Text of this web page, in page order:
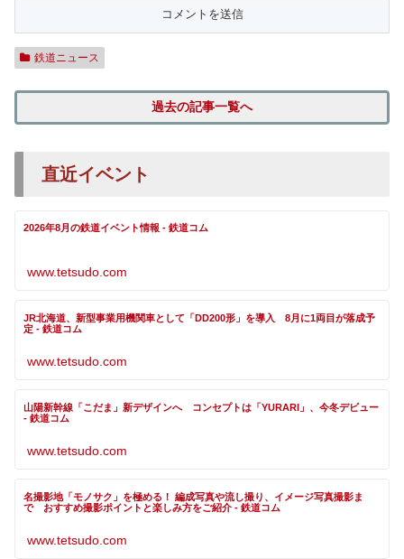
鉄道ニュース
過去の記事一覧へ
直近イベント
2026年8月の鉄道イベント情報 - 鉄道コム
www.tetsudo.com
JR北海道、新型事業用機関車として「DD200形」を導入 8月に1両目が落成予
定 - 鉄道コム
www.tetsudo.com
山陽新幹線「こだま」新デザインへ コンセプトは「YURARI」、今冬デビュー
- 鉄道コム
www.tetsudo.com
名撮影地「モノサク」を極める！ 編成写真や流し撮り、イメージ写真撮影ま
で おすすめ撮影ポイントと楽しみ方をご紹介 - 鉄道コム
www.tetsudo.com